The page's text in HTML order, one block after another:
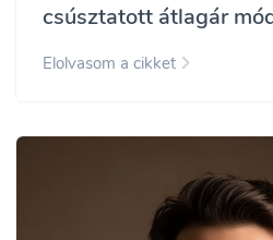
csúsztatott átlagár
Elolvasom a cikket